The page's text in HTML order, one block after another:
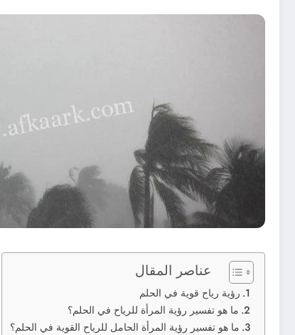
عناصر المقال
رؤية رياح قوية في الحلم
ما هو تفسير رؤية المرأة للرياح في الحلم؟
ما هو تفسير رؤية المرأة الحامل للرياح القوية في الحلم؟